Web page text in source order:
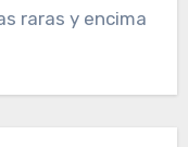
raras y encima